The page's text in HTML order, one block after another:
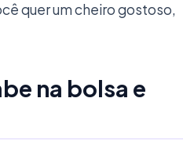
quer um cheiro gostoso,
na bolsa e